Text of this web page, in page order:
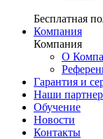
Бесплатная
Компания
Компания
О
Гарантия и
Наши
Обучение
Новости
Контакты